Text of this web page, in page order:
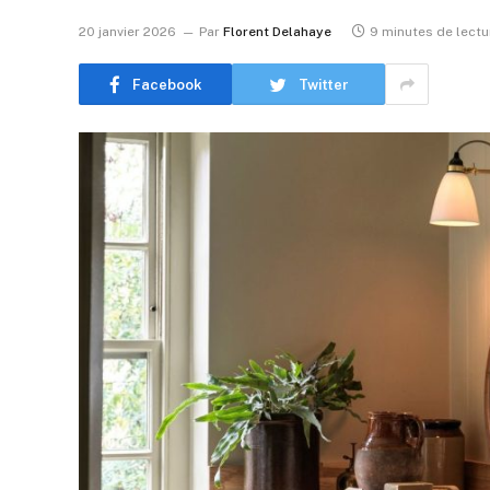
20 janvier 2026 Par Florent Delahaye 9 minutes de
Facebook Twitter